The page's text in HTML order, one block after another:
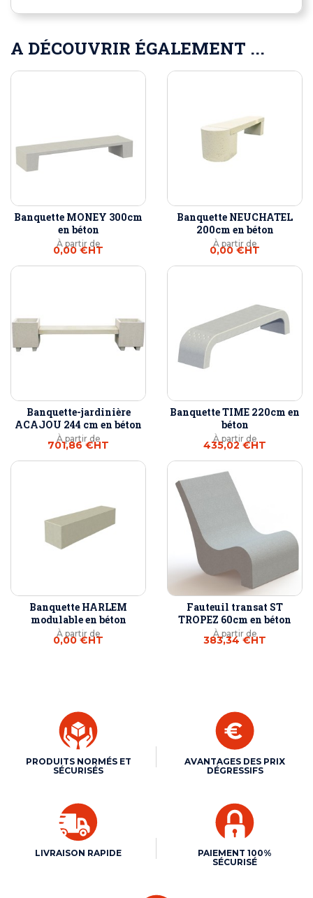
A DÉCOUVRIR ÉGALEMENT ...
Banquette MONEY 300cm
en béton
À partir de
0,00 €HT
Banquette NEUCHATEL
200cm en béton
À partir de
0,00 €HT
Banquette-jardinière
ACAJOU 244 cm en béton
À partir de
701,86 €HT
Banquette TIME 220cm en
béton
À partir de
435,02 €HT
Banquette HARLEM
modulable en béton
À partir de
0,00 €HT
Fauteuil transat ST
TROPEZ 60cm en béton
À partir de
383,34 €HT
PRODUITS NORMÉS ET
SÉCURISÉS
AVANTAGES DES PRIX
DÉGRESSIFS
LIVRAISON RAPIDE
PAIEMENT 100%
SÉCURISÉ